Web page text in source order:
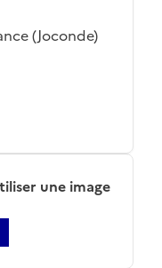
(Joconde)
une image